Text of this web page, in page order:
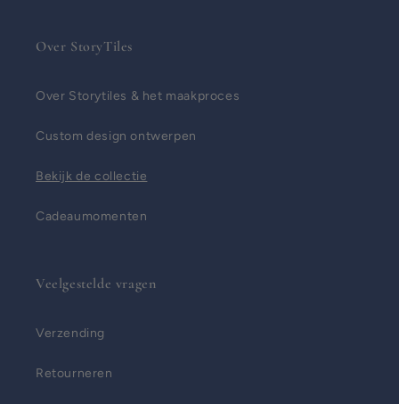
Over StoryTiles
Over Storytiles & het maakproces
Custom design ontwerpen
Bekijk de collectie
Cadeaumomenten
Veelgestelde vragen
Verzending
Retourneren